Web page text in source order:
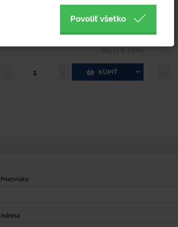
Dostupnosť 3-5 pracovných dní
KÚPIŤ
Priezvisko
Adresa
Povoliť všetko